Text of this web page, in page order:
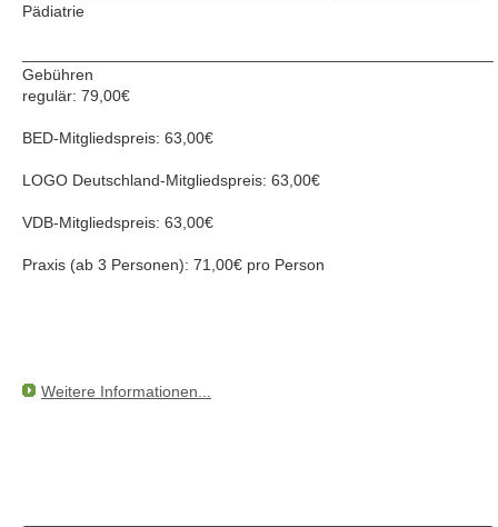
Pädiatrie
Gebühren
regulär: 79,00€
BED-Mitgliedspreis: 63,00€
LOGO Deutschland-Mitgliedspreis: 63,00€
VDB-Mitgliedspreis: 63,00€
Praxis (ab 3 Personen): 71,00€ pro Person
Weitere Informationen...